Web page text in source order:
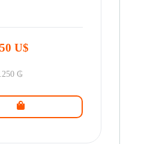
U$
₲